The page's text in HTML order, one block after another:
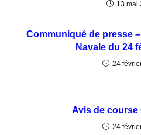
13 mai
Communiqué de presse
Navale du 24
24
Avis de course
24